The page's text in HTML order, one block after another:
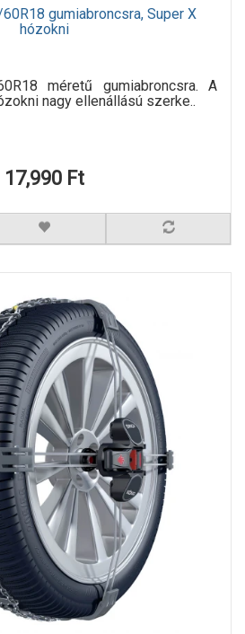
gumiabroncsra, Super X
hózokni
méretű gumiabroncsra. A
nagy ellenállású szerke..
17,990 Ft